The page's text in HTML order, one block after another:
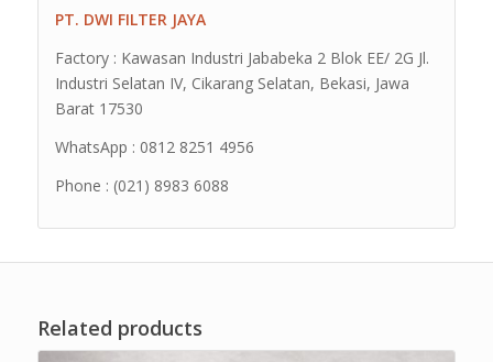
PT. DWI FILTER JAYA
Factory : Kawasan Industri Jababeka 2 Blok EE/ 2G Jl.
Industri Selatan IV, Cikarang Selatan, Bekasi, Jawa
Barat 17530
WhatsApp : 0812 8251 4956
Phone : (021) 8983 6088
Related products